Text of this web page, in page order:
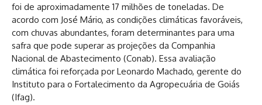
foi de aproximadamente 17 milhões de toneladas. De
acordo com José Mário, as condições climáticas favoráveis,
com chuvas abundantes, foram determinantes para uma
safra que pode superar as projeções da Companhia
Nacional de Abastecimento (Conab). Essa avaliação
climática foi reforçada por Leonardo Machado, gerente do
Instituto para o Fortalecimento da Agropecuária de Goiás
(Ifag).